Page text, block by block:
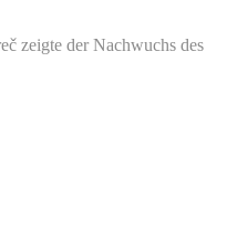
zeigte der Nachwuchs des